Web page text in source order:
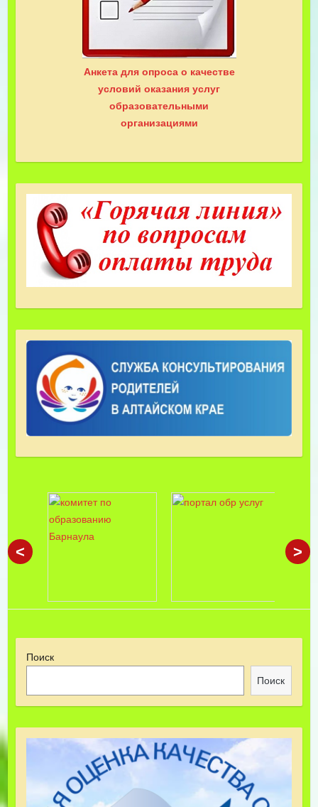
Анкета для опроса о качестве
условий оказания услуг
образовательными
организациями
< >
Поиск
Поиск